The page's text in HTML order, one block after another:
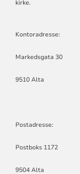
kirke.
Kontoradresse:
Markedsgata 30
9510 Alta
Postadresse:
Postboks 1172
9504 Alta